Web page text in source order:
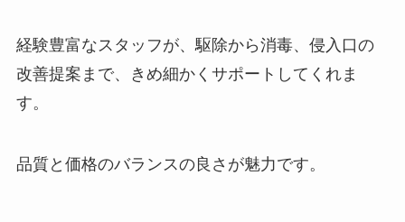
経験豊富なスタッフが、駆除から消毒、侵入口の
改善提案まで、きめ細かくサポートしてくれま
す。
品質と価格のバランスの良さが魅力です。